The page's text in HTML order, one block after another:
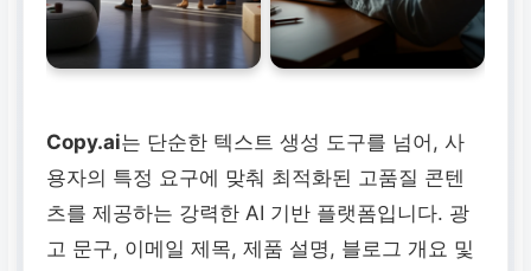
Copy.ai는 단순한 텍스트 생성 도구를 넘어, 사
용자의 특정 요구에 맞춰 최적화된 고품질 콘텐
츠를 제공하는 강력한 AI 기반 플랫폼입니다. 광
고 문구, 이메일 제목, 제품 설명, 블로그 개요 및